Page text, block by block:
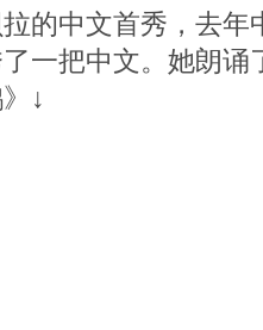
的中文首秀，去年
一把中文。她朗诵
↓